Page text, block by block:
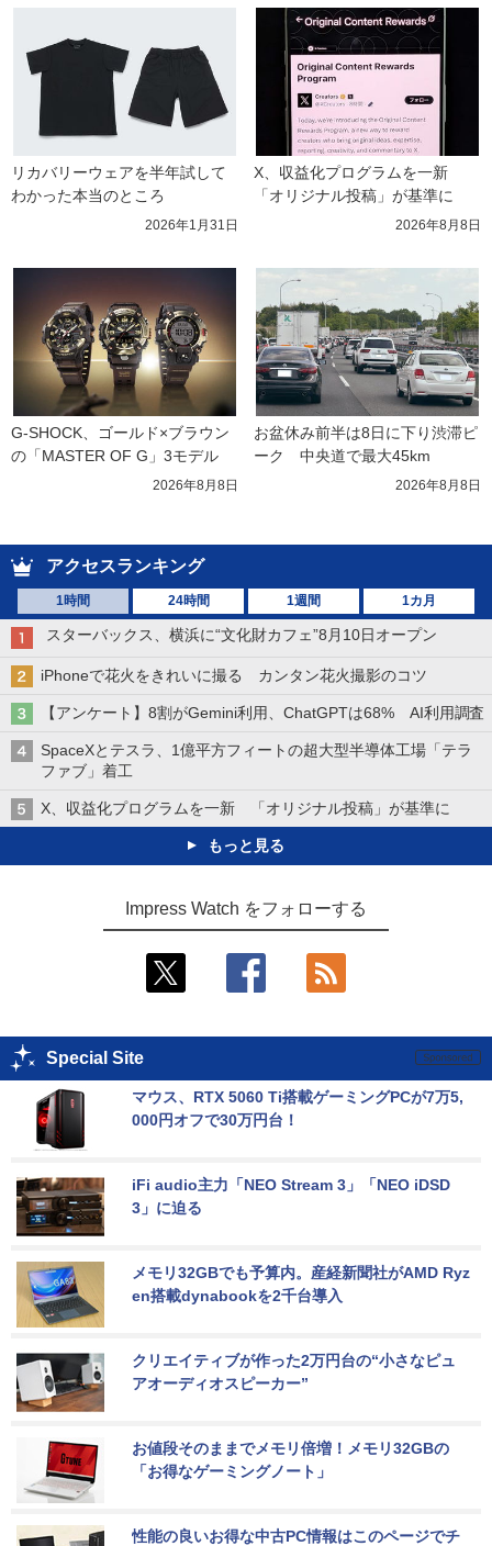
リカバリーウェアを半年試して
わかった本当のところ
2026年1月31日
X、収益化プログラムを一新
「オリジナル投稿」が基準に
2026年8月8日
G-SHOCK、ゴールド×ブラウン
の「MASTER OF G」3モデル
2026年8月8日
お盆休み前半は8日に下り渋滞ピ
ーク　中央道で最大45km
2026年8月8日
アクセスランキング
1時間 24時間 1週間 1カ月
スターバックス、横浜に“文化財カフェ”8月10日オープン
iPhoneで花火をきれいに撮る カンタン花火撮影のコツ
【アンケート】8割がGemini利用、ChatGPTは68% AI利用調査
SpaceXとテスラ、1億平方フィートの超大型半導体工場「テラ
ファブ」着工
X、収益化プログラムを一新 「オリジナル投稿」が基準に
もっと見る
Impress Watch をフォローする
Special Site
マウス、RTX 5060 Ti搭載ゲーミングPCが7万5,
000円オフで30万円台！
iFi audio主力「NEO Stream 3」「NEO iDSD
3」に迫る
メモリ32GBでも予算内。産経新聞社がAMD Ryz
en搭載dynabookを2千台導入
クリエイティブが作った2万円台の“小さなピュ
アオーディオスピーカー”
お値段そのままでメモリ倍増！メモリ32GBの
「お得なゲーミングノート」
性能の良いお得な中古PC情報はこのページでチ